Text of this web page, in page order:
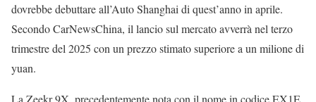
dovrebbe debuttare all’Auto Shanghai di quest’anno in aprile.
Secondo CarNewsChina, il lancio sul mercato avverrà nel terzo
trimestre del 2025 con un prezzo stimato superiore a un milione di
yuan.
La Zeekr 9X, precedentemente nota con il nome in codice EX1E,